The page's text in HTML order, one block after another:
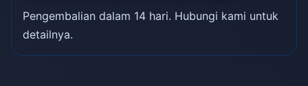
Pengembalian dalam 14 hari. Hubungi kami untuk
detailnya.